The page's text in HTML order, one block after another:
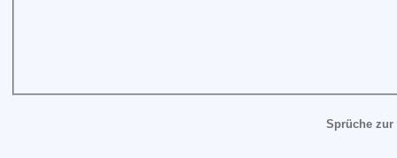
Sprüche zur